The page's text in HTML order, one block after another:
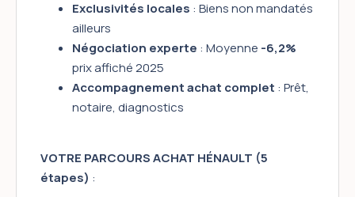
Exclusivités locales : Biens non mandatés
ailleurs
Négociation experte : Moyenne -6,2%
prix affiché 2025
Accompagnement achat complet : Prêt,
notaire, diagnostics
VOTRE PARCOURS ACHAT HÉNAULT (5
étapes) :